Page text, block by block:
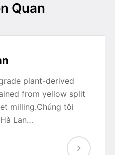
Quan
plant-derived
from yellow split
milling.Chúng tôi
Lan…